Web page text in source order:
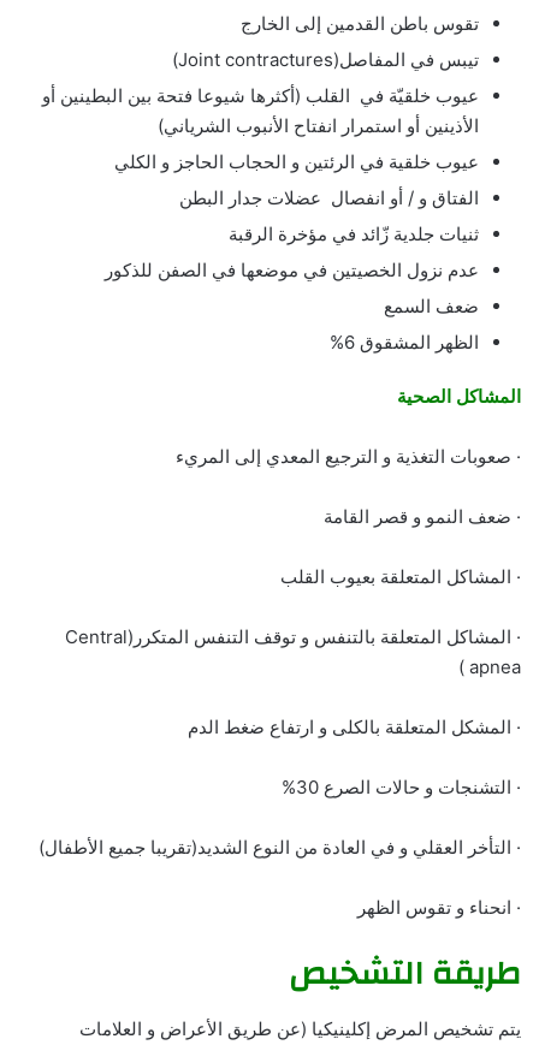
تقوس باطن القدمين إلى الخارج
تيبس في المفاصل(Joint contractures)
عيوب خلقيّة في القلب (أكثرها شيوعا فتحة بين البطينين أو
الأذينين أو استمرار انفتاح الأنبوب الشرياني)
عيوب خلقية في الرئتين و الحجاب الحاجز و الكلي
الفتاق و / أو انفصال عضلات جدار البطن
ثنيات جلدية زّائد في مؤخرة الرقبة
عدم نزول الخصيتين في موضعها في الصفن للذكور
ضعف السمع
الظهر المشقوق 6%
المشاكل الصحية
· صعوبات التغذية و الترجيع المعدي إلى المريء
· ضعف النمو و قصر القامة
· المشاكل المتعلقة بعيوب القلب
· المشاكل المتعلقة بالتنفس و توقف التنفس المتكرر(Central
apnea )
· المشكل المتعلقة بالكلى و ارتفاع ضغط الدم
· التشنجات و حالات الصرع 30%
· التأخر العقلي و في العادة من النوع الشديد(تقريبا جميع الأطفال)
· انحناء و تقوس الظهر
طريقة التشخيص
يتم تشخيص المرض إكلينيكيا (عن طريق الأعراض و العلامات